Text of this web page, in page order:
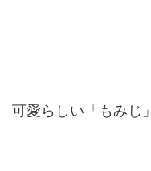
可愛らしい「もみじ」